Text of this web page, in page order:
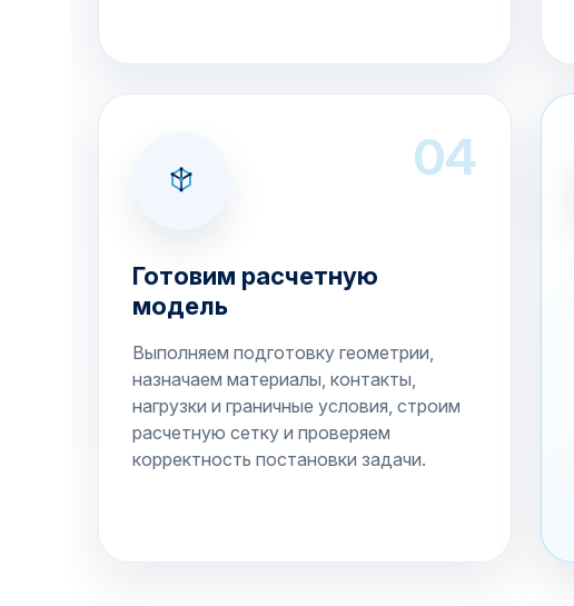
04
Готовим расчетную
модель
Выполняем подготовку геометрии,
назначаем материалы, контакты,
нагрузки и граничные условия, строим
расчетную сетку и проверяем
корректность постановки задачи.